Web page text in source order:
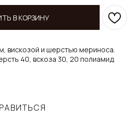
В КОРЗИНУ
вискозой и шерстью мериноса.
40, вскоза 30, 20 полиамид.